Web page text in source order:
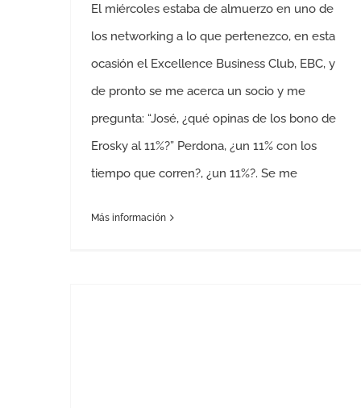
El miércoles estaba de almuerzo en uno de
los networking a lo que pertenezco, en esta
ocasión el Excellence Business Club, EBC, y
de pronto se me acerca un socio y me
pregunta: “José, ¿qué opinas de los bono de
Erosky al 11%?” Perdona, ¿un 11% con los
tiempo que corren?, ¿un 11%?. Se me
Más información